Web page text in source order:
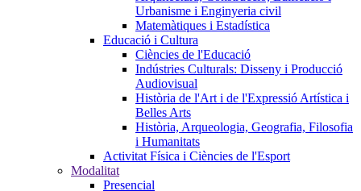
Urbanisme i Enginyeria civil
Matemàtiques i Estadística
Educació i Cultura
Ciències de l'Educació
Indústries Culturals: Disseny i Producció
Audiovisual
Història de l'Art i de l'Expressió Artística i
Belles Arts
Història, Arqueologia, Geografia, Filosofia
i Humanitats
Activitat Física i Ciències de l'Esport
Modalitat
Presencial